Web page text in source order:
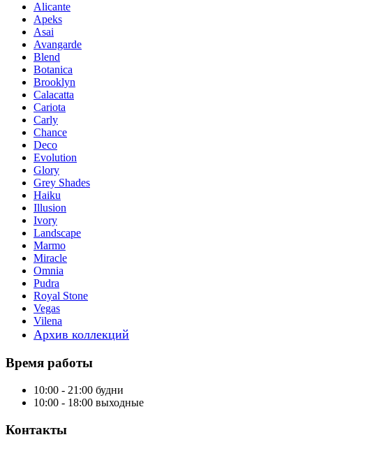
Alicante
Apeks
Asai
Avangarde
Blend
Botanica
Brooklyn
Calacatta
Cariota
Carly
Chance
Deco
Evolution
Glory
Grey Shades
Haiku
Illusion
Ivory
Landscape
Marmo
Miracle
Omnia
Pudra
Royal Stone
Vegas
Vilena
Архив коллекций
Время работы
10:00 - 21:00 будни
10:00 - 18:00 выходные
Контакты